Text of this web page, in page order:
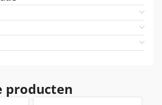
producten